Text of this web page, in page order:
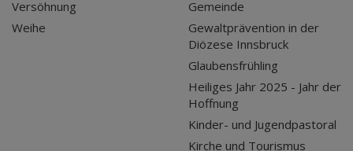
Versöhnung
Weihe
Gemeinde
Gewaltprävention in der
Diözese Innsbruck
Glaubensfrühling
Heiliges Jahr 2025 - Jahr der
Hoffnung
Kinder- und Jugendpastoral
Kirche und Tourismus